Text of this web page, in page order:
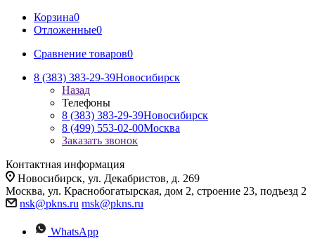
Корзина0
Отложенные0
Сравнение товаров0
8 (383) 383-29-39Новосибирск
Назад
Телефоны
8 (383) 383-29-39Новосибирск
8 (499) 553-02-00Москва
Заказать звонок
Контактная информация
Новосибирск, ул. Декабристов, д. 269
Москва, ул. Краснобогатырская, дом 2, строение 23, подъезд 2
nsk@pkns.ru msk@pkns.ru
WhatsApp